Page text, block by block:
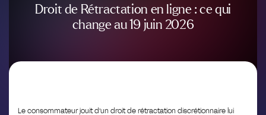
Droit de Rétractation en ligne : ce qui
change au 19 juin 2026
Le consommateur jouit d’un droit de rétractation discrétionnaire lui